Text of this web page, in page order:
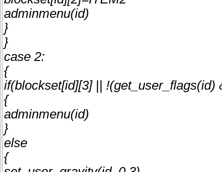
adminmenu(id)
}
}
case 2:
{
if(blockset[id][3] ||
{
adminmenu(id)
}
else
{